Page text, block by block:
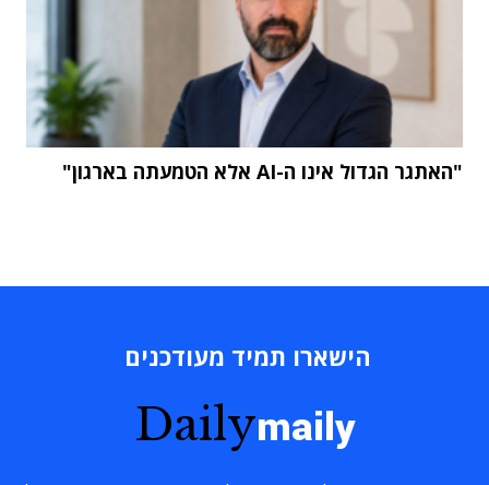
"האתגר הגדול אינו ה-AI אלא הטמעתה בארגון"
הישארו תמיד מעודכנים
Dailymaily